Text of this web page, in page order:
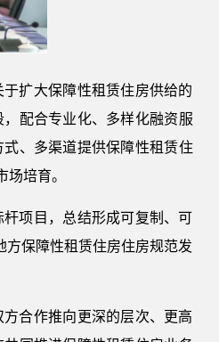
扩大保障性租赁住房供给的
配合专业化、多样化融资服
、多渠道提供保障性租赁住
培育。
项目，总结形成可复制、可
方保障性租赁住房住房规范发
合作推向更深的层次、更高